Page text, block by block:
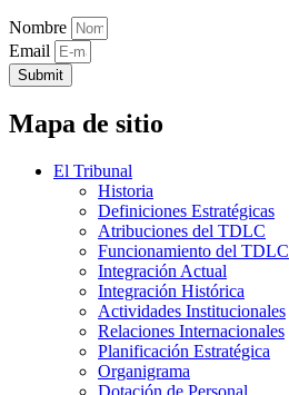
Nombre
Email
Submit
Mapa de sitio
El Tribunal
Historia
Definiciones Estratégicas
Atribuciones del TDLC
Funcionamiento del TDLC
Integración Actual
Integración Histórica
Actividades Institucionales
Relaciones Internacionales
Planificación Estratégica
Organigrama